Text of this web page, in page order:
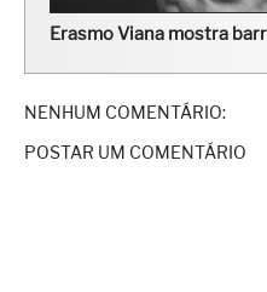
Erasmo Viana mostra
NENHUM COMENTÁRIO:
POSTAR UM COMENTÁRIO